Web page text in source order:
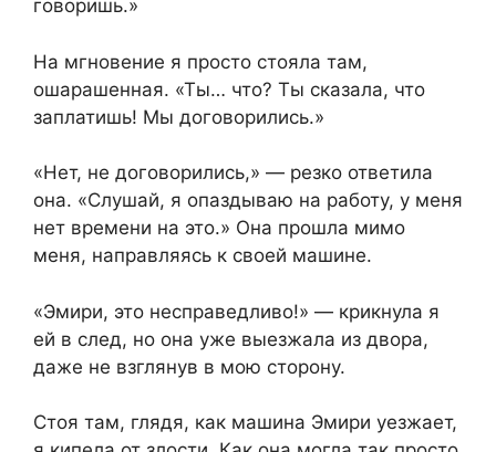
говоришь.»
На мгновение я просто стояла там,
ошарашенная. «Ты… что? Ты сказала, что
заплатишь! Мы договорились.»
«Нет, не договорились,» — резко ответила
она. «Слушай, я опаздываю на работу, у меня
нет времени на это.» Она прошла мимо
меня, направляясь к своей машине.
«Эмири, это несправедливо!» — крикнула я
ей в след, но она уже выезжала из двора,
даже не взглянув в мою сторону.
Стоя там, глядя, как машина Эмири уезжает,